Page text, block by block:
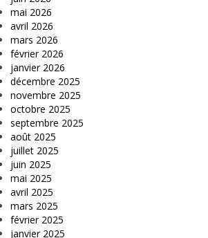
mai 2026
avril 2026
mars 2026
février 2026
janvier 2026
décembre 2025
novembre 2025
octobre 2025
septembre 2025
août 2025
juillet 2025
juin 2025
mai 2025
avril 2025
mars 2025
février 2025
janvier 2025